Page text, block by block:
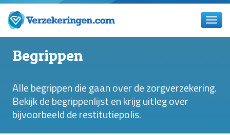
Begrippen
Alle begrippen die gaan over de zorgverzekering.
Bekijk de begrippenlijst en krijg uitleg over
bijvoorbeeld de restitutiepolis.